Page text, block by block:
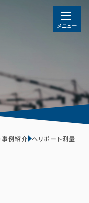
事例紹介 ヘリポート測量